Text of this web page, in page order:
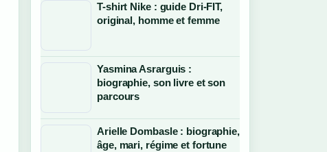
T-shirt Nike : guide Dri-FIT,
original, homme et femme
Yasmina Asrarguis :
biographie, son livre et son
parcours
Arielle Dombasle : biographie,
âge, mari, régime et fortune